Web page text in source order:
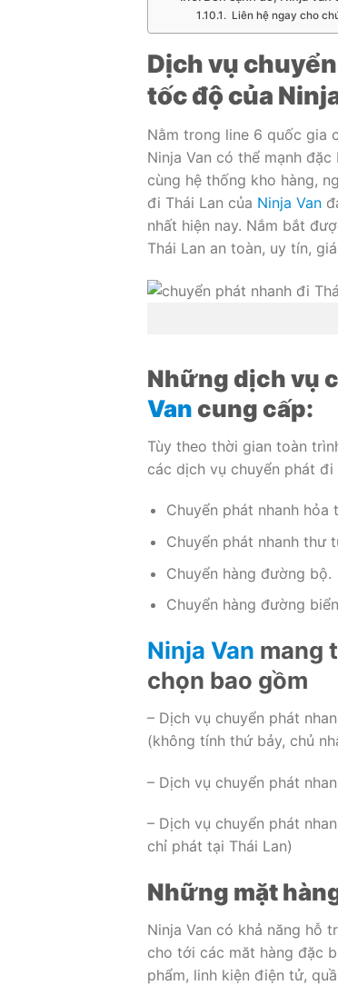
Liên hệ ngay cho
Dịch vụ
tốc độ của
Nằm trong line 6 quốc gia
Ninja Van có thể mạnh
cùng hệ thống kho hàng,
đi Thái Lan của Ninja Van
nhất hiện nay. Nắm bắt
Thái Lan an toàn, uy tín,
Những dịch vụ
Vancung cấp:
Tùy theo thời gian toàn
các dịch vụ chuyển phát đi
Chuyển phát nhanh hỏa
Chuyển phát nhanh thư
Chuyển hàng đường bộ.
Chuyển hàng đường
Ninja Van mang
chọn bao gồm
– Dịch vụ chuyển phát
(không tính thứ bảy, chủ
– Dịch vụ chuyển phát
– Dịch vụ chuyển phát
chỉ phát tại Thái Lan)
Những mặt
Ninja Van có khả năng hỗ
cho tới các măt hàng đặc
phẩm, linh kiện điện tử,